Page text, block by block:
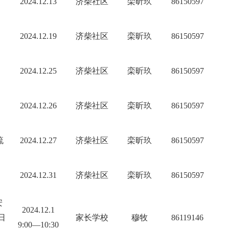
2024.12.19 济柴社区 栾昕玖 86150597
2024.12.25 济柴社区 栾昕玖 86150597
2024.12.26 济柴社区 栾昕玖 86150597
2024.12.27 济柴社区 栾昕玖 86150597
2024.12.31 济柴社区 栾昕玖 86150597
2024.12.1
9:00—10:30
家长学校 穆牧 86119146